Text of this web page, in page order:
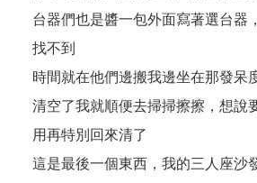
台器們也是醬一包外面寫著選台器
找不到
時間就在他們邊搬我邊坐在那發呆
清空了我就順便去掃掃擦擦，想說
用再特別回來清了
這是最後一個東西，我的三人座沙